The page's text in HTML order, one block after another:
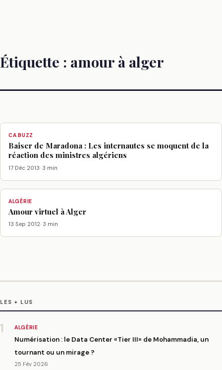
Étiquette : amour à alger
CA BUZZ
Baiser de Maradona : Les internautes se moquent de la
réaction des ministres algériens
17 Déc 2013· 3 min
ALGÉRIE
Amour virtuel à Alger
13 Sep 2012· 3 min
LES + LUS
1 ALGÉRIE
Numérisation : le Data Center «Tier III» de Mohammadia, un
tournant ou un mirage ?
25 Fév 2026